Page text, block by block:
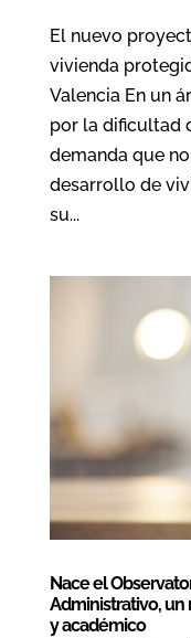
El nuevo
vivienda
Valencia En un
por la dificultad
demanda que
desarrollo de
su...
Nace el
Administrativo, un
y académico